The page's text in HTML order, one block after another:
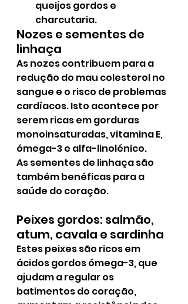
queijos gordos e
charcutaria.
Nozes e sementes de
linhaça
As nozes contribuem para a
redução do mau colesterol no
sangue e o risco de problemas
cardíacos. Isto acontece por
serem ricas em gorduras
monoinsaturadas, vitamina E,
ómega-3 e alfa-linolénico.
As sementes de linhaça são
também benéficas para a
saúde do coração.
Peixes gordos: salmão,
atum, cavala e sardinha
Estes peixes são ricos em
ácidos gordos ómega-3, que
ajudam a regular os
batimentos do coração,